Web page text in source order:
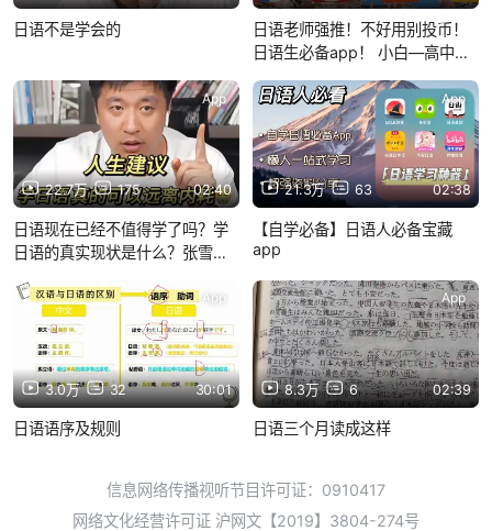
日语不是学会的
日语老师强推！不好用别投币！
日语生必备app！ 小白—高中生
22.7万 175 02:40
App
日语现在已经不值得学了吗？学
日语的真实现状是什么？张雪峰
21.3万 63 02:38
App
【自学必备】日语人必备宝藏
app
3.0万 32 30:01
App
日语语序及规则
8.3万 6 02:39
App
日语三个月读成这样
信息网络传播视听节目许可证：0910417
网络文化经营许可证 沪网文【2019】3804-274号